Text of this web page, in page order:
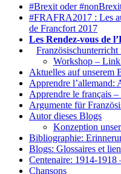
#Brexit oder
#FRAFRA2017 : Les
de Francfort 2017
Les Rendez-vous de
Workshop –
Aktuelles auf unserem
Apprendre l’allemand:
Apprendre le français –
Argumente für
Autor dieses Blogs
Konzeption
Bibliographie:
Blogs: Glossaires et
Centenaire: 1914-
Chansons